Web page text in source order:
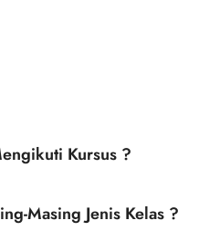
Kursus ?
Masing Jenis Kelas ?